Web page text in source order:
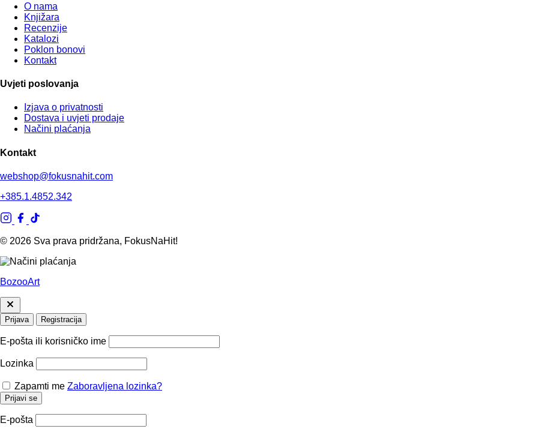
O nama
Knjižara
Recenzije
Katalozi
Poklon bonovi
Kontakt
Uvjeti poslovanja
Izjava o privatnosti
Dostava i uvjeti prodaje
Načini plaćanja
Kontakt
webshop@fokusnahit.com
+385.1.4852.342
© 2026 Sva prava pridržana, FokusNaHit!
BozooArt
Prijava Registracija
E-pošta ili korisničko ime
Lozinka
Zapamti me Zaboravljena lozinka?
Prijavi se
E-pošta